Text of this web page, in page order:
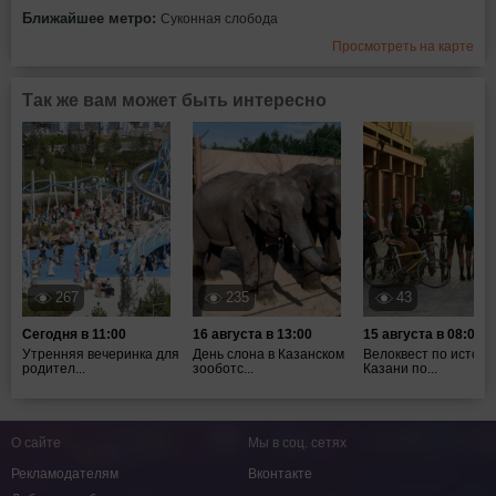
Ближайшее метро: Суконная слобода
Просмотреть на карте
Так же вам может быть интересно
267
Сегодня в 11:00
Утренняя вечеринка для
родител...
235
16 августа в 13:00
День слона в Казанском
зооботс...
43
15 августа в 08:00
Велоквест по
Казани по...
О сайте
Рекламодателям
Мы в соц. сетях
Вконтакте